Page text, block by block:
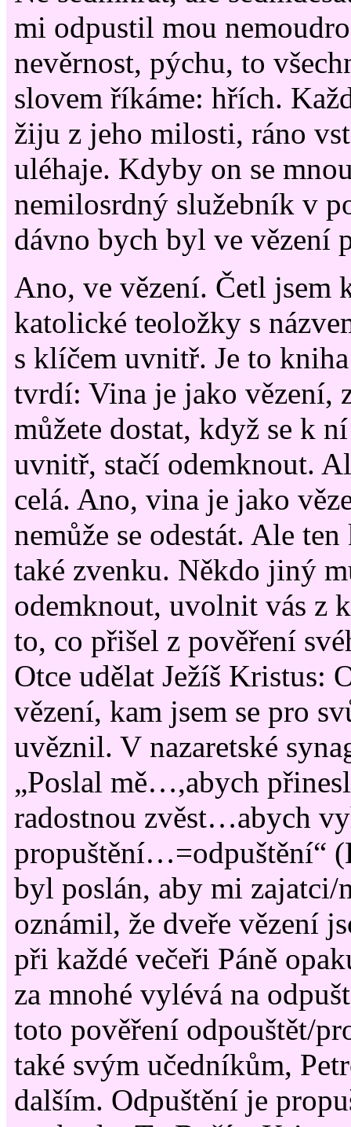
mi odpustil mou
nevěrnost, pýchu, to
slovem říkáme: hřích.
žiju z jeho milosti, ráno
uléhaje. Kdyby on se
nemilosrdný služebník v
dávno bych byl ve vězení
Ano, ve vězení. Četl jsem
katolické teoložky s
s klíčem uvnitř. Je to
tvrdí: Vina je jako vězení,
můžete dostat, když se k
uvnitř, stačí odemknout.
celá. Ano, vina je jako
nemůže se odestát. Ale
také zvenku. Někdo jiný
odemknout, uvolnit vás z
to, co přišel z pověření
Otce udělat Ježíš Kristus:
vězení, kam jsem se pro
uvěznil. V nazaretské
„Poslal mě…,abych
radostnou zvěst…abych
propuštění…=odpuštění“
byl poslán, aby mi zajatci/
oznámil, že dveře vězení
při každé večeři Páně
za mnohé vylévá na
toto pověření odpouštět/
také svým učedníkům,
dalším. Odpuštění je